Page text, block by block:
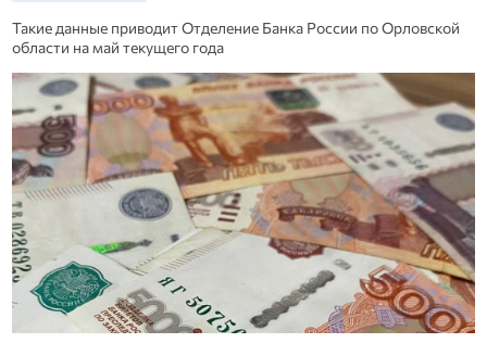
Такие данные приводит Отделение Банка России по Орловской
области на май текущего года